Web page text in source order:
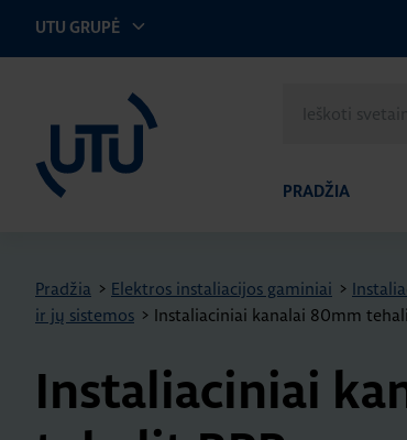
UTU GRUPĖ
svetainėje
PRADŽIA
Pradžia > Elektros instaliacijos gaminiai >
ir jų sistemos > Instaliaciniai kanalai 80mm
Instaliaciniai